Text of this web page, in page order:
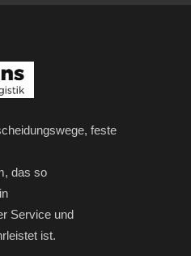
feste
das so
Service und
ist.